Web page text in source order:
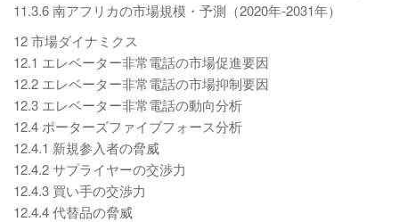
11.3.6 南アフリカの市場規模・予測（2020年-2031年）
12 市場ダイナミクス
12.1 エレベーター非常電話の市場促進要因
12.2 エレベーター非常電話の市場抑制要因
12.3 エレベーター非常電話の動向分析
12.4 ポーターズファイブフォース分析
12.4.1 新規参入者の脅威
12.4.2 サプライヤーの交渉力
12.4.3 買い手の交渉力
12.4.4 代替品の脅威